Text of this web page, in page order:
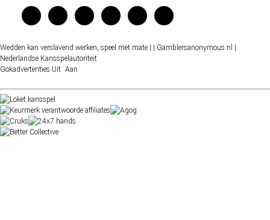
Wedden kan verslavend werken, speel met mate | | Gamblersanonymous.nl
Nederlandse Kansspelautoriteit
Gokadvertenties Uit Aan